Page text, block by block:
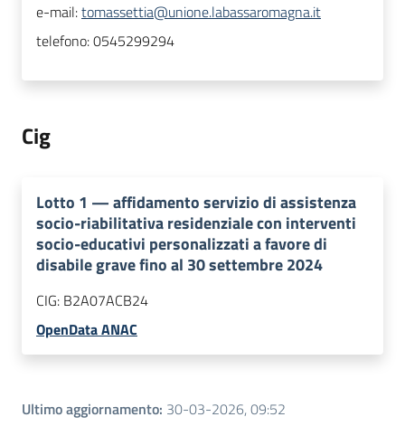
e-mail:tomassettia@unione.labassaromagna.it
telefono:0545299294
Cig
Lotto 1 —affidamento servizio di assistenza
socio-riabilitativa residenziale con interventi
socio-educativi personalizzati a favore di
disabile grave fino al 30 settembre 2024
CIG: B2A07ACB24
OpenData ANAC
Ultimo aggiornamento: 30-03-2026, 09:52